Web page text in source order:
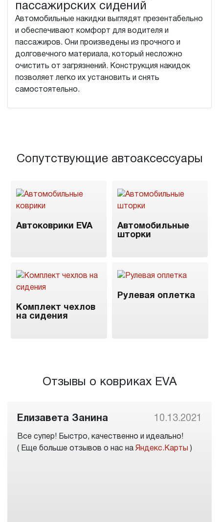
пассажирских сидений
Автомобильные накидки выглядят презентабельно
и обеспечивают комфорт для водителя и
пассажиров. Они произведены из прочного и
долговечного материала, который несложно
очистить от загрязнений. Конструкция накидок
позволяет легко их установить и снять
самостоятельно.
Сопутствующие автоаксессуары
Автоковрики EVA
Автомобильные
шторки
Комплект чехлов
на сидения
Рулевая оплетка
Отзывы о ковриках EVA
Елизавета Занина 10.13.2021
Все супер! Быстро, качественно и идеально!
( Еще больше отзывов о нас на Яндекс.Карты )